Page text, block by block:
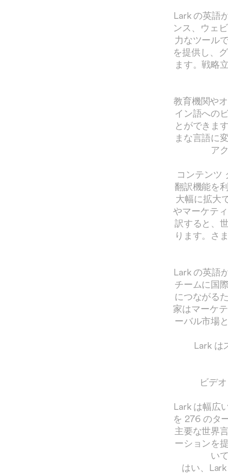
Lark の英語
ンス、ウェ
力なツール
を提供し、
ます。戦略
教育機関や
イン語への
とができま
まな言語に
ア
コンテンツ
翻訳機能を
大幅に拡大
やマーケテ
訳すると、
ります。さ
Lark の英語
チームに国
につながる
家はマーケ
ーバル市場
Lark は
ビデ
Lark は幅広
を 276 のタ
主要な世界
ーションを
い
はい、